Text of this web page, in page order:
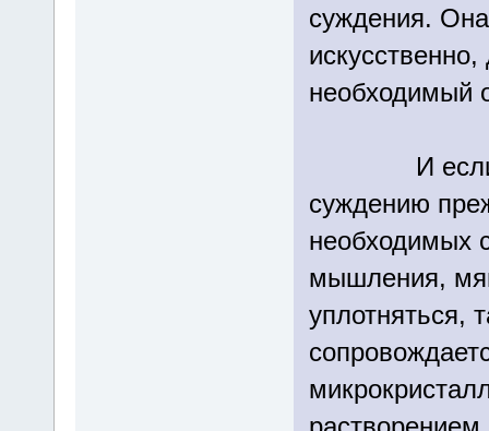
суждения.
искусственно,
необходимый
И если мы
суждению
необходимых
мышления,
уплотняться,